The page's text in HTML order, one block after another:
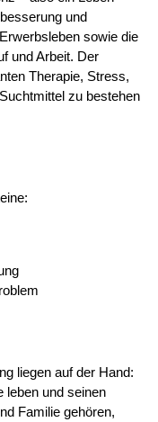
und
sowie die
und Arbeit. Der
Therapie, Stress,
zu bestehen
liegen auf der Hand:
leben und seinen
Familie gehören,